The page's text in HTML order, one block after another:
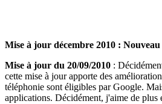
Mise à jour décembre 2010 :
Mise à jour du 20/09/2010 :
cette mise à jour apporte des
téléphonie sont éligibles par Google.
applications. Décidément, j'aime de plus